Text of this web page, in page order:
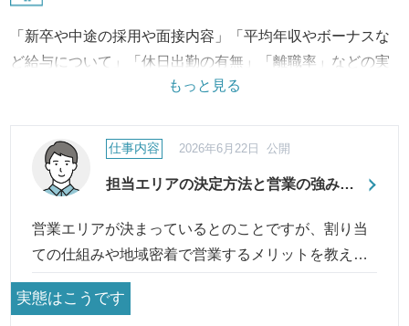
「新卒や中途の採用や面接内容」「平均年収やボーナスな
ど給与について」「休日出勤の有無」「離職率」などの実
制度」などの制度の状況は？
など職場環境の評判・口コミに対して、実際の制度から改
善への取り組み、結果に至るまで継続してご報告・ご紹介
もっと見る
担当エリアの決定方法と営業の強みに
仕事内容 2026年6月22日 公開
営業エリアが決まっているとのことですが、割り当
ての仕組みや地域密着で営業するメリットを教えて
ください。
実態はこうです